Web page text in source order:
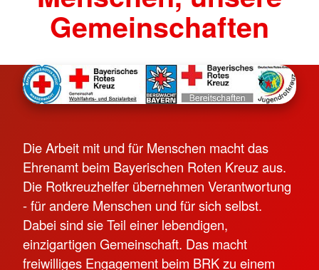
Gemeinschaften
Die Arbeit mit und für Menschen macht das
Ehrenamt beim Bayerischen Roten Kreuz aus.
Die Rotkreuzhelfer übernehmen Verantwortung
- für andere Menschen und für sich selbst.
Dabei sind sie Teil einer lebendigen,
einzigartigen Gemeinschaft. Das macht
freiwilliges Engagement beim BRK zu einem